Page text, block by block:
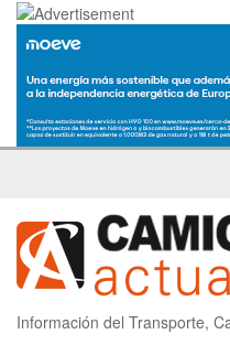
Información del Transporte,